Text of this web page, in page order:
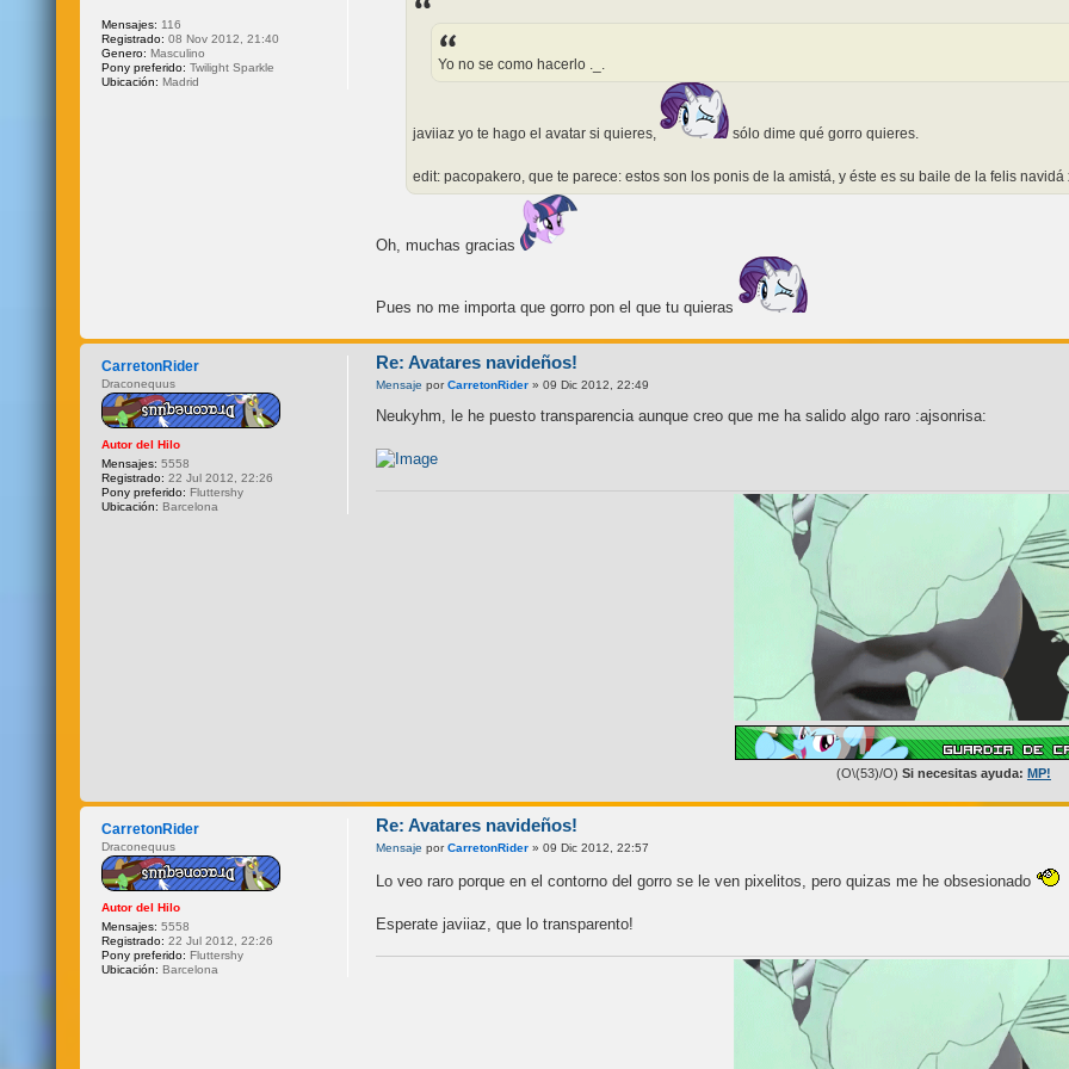
Yo no se como hacerlo ._.
javiiaz yo te hago el avatar si quieres, sólo dime qué gorro quieres.
edit: pacopakero, que te parece: estos son los ponis de la amistá, y éste es su baile de la felis navidá
Oh, muchas gracias
Pues no me importa que gorro pon el que tu quieras
Mensajes: 116
Registrado: 08 Nov 2012, 21:40
Genero: Masculino
Pony preferido: Twilight Sparkle
Ubicación: Madrid
Re: Avatares navideños!
Mensaje porCarretonRider » 09 Dic 2012, 22:49
Neukyhm, le he puesto transparencia aunque creo que me ha salido algo raro :ajsonrisa:
(O\(53)/O) Si necesitas ayuda: MP!
CarretonRider
Draconequus
Autor del Hilo
Mensajes: 5558
Registrado: 22 Jul 2012, 22:26
Pony preferido: Fluttershy
Ubicación: Barcelona
Re: Avatares navideños!
Mensaje porCarretonRider » 09 Dic 2012, 22:57
Lo veo raro porque en el contorno del gorro se le ven pixelitos, pero quizas me he obsesionado
Esperate javiiaz, que lo transparento!
CarretonRider
Draconequus
Autor del Hilo
Mensajes: 5558
Registrado: 22 Jul 2012, 22:26
Pony preferido: Fluttershy
Ubicación: Barcelona